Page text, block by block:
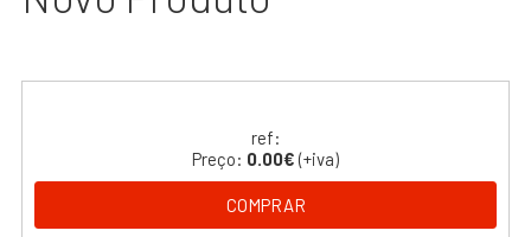
ref:
Preço: 0.00€ (+iva)
COMPRAR